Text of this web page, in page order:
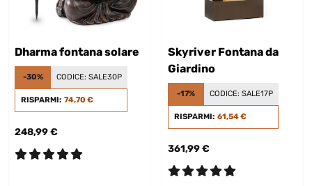
Dharma fontana solare
-30% CODICE: SALE30P
RISPARMI: 74,70 €
248,99 €
Skyriver Fontana da
Giardino
-17% CODICE: SALE17P
RISPARMI: 61,54 €
361,99 €